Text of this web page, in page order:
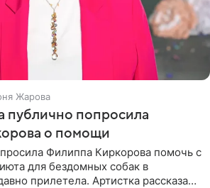
Жарова
публично попросила
о помощи
Филиппа Киркорова помочь с
для бездомных собак в
прилетела. Артистка рассказала